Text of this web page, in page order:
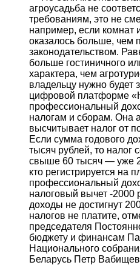
агроусадьба не
требованиям, это не
например, если комнат
оказалось больше, чем
законодательством.
больше гостиничного
характера, чем
владельцу нужно будет
цифровой платформе
профессиональный
налогам и сборам. Она
высчитывает налог от
Если сумма годового
тысяч рублей, то налог
свыше 60 тысяч — уже
кто регистрируется на
профессиональный
налоговый вычет -2000
доходы не достигнут
налогов не платите,
председателя
бюджету и финансам
Национального
Беларусь Петр